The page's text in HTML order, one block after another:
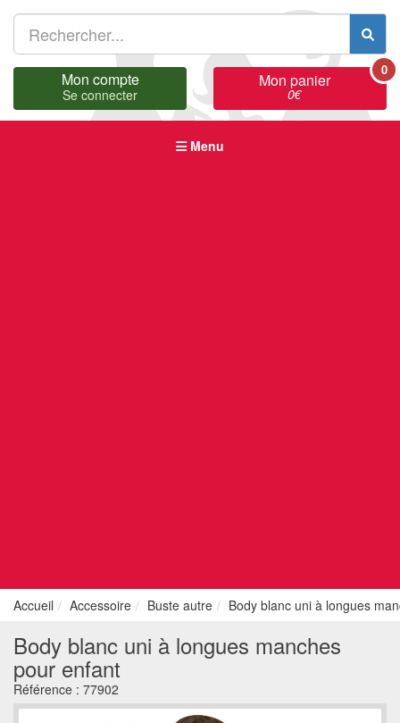
Mon compte
Se connecter
Mon panier
0€
0
Menu
Accueil Accessoire Buste autre Body blanc uni à longues
Body blanc uni à longues manches
pour enfant
Référence : 77902